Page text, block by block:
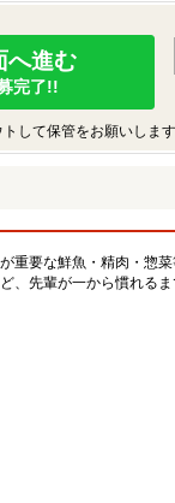
へ進む
完了!!
して保管をお願いします
重要な鮮魚・精肉・惣
、先輩が一から慣れる